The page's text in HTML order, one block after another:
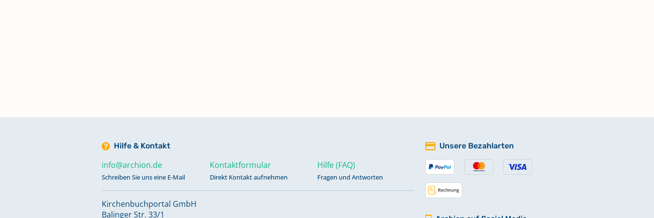
1664-1767
Trauungen 1814-1829
Hilfe & Kontakt
info@archion.de
Schreiben Sie uns eine E-Mail
Kontaktformular
Direkt Kontakt aufnehmen
Hilfe (FAQ)
Fragen und Antworten
Kirchenbuchportal GmbH
Balinger Str. 33/1
Unsere Bezahlarten